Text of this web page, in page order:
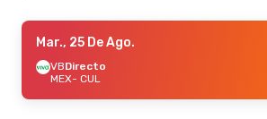
Mar., 25 De Ago.
VBDirecto
MEX- CUL